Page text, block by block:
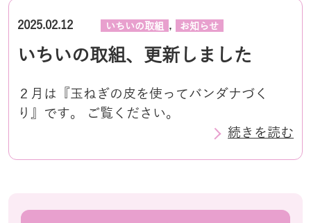
2025.02.12 いちいの取組 , お知らせ
いちいの取組、更新しました
２月は『玉ねぎの皮を使ってバンダナづく
り』です。 ご覧ください。
続きを読む